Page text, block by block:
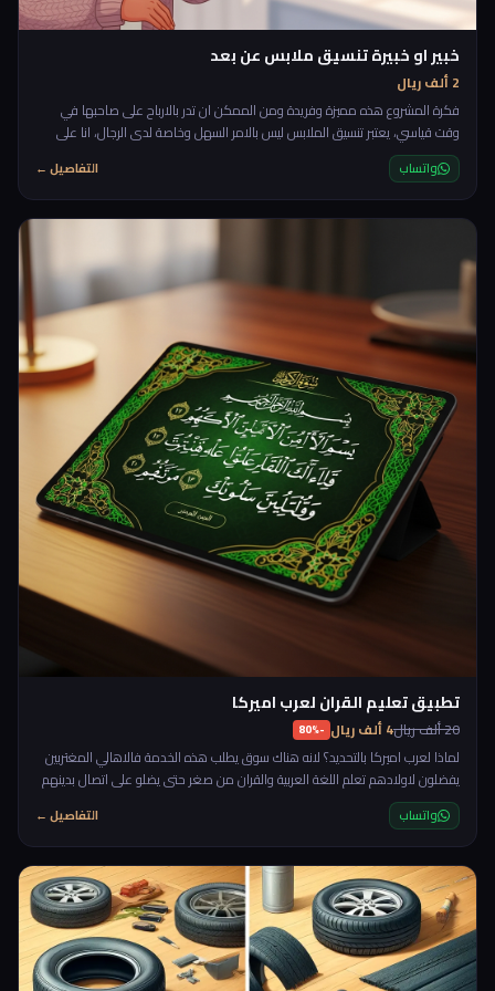
خبير او خبيرة تنسيق ملابس عن بعد
2 ألف ريال
فكرة المشروع هذه مميزة وفريدة ومن الممكن ان تدر بالارباح على صاحبها في
وقت قياسي، يعتبر تنسيق الملابس ليس بالامر السهل وخاصة لدى الرجال، انا على
سبيل المثال بامكاني مساعدتك في اي شيئ بغض النظر هن تعقيده الا انني لم ولن
استطيع ان انسق ملابسي بحيث تكون عصرية وجميلة لذا دائما ما ابحث عن لبسة
جاهزة او اذهب الى صاحب محل لديه ذوق في تنسيق الملابس، ولا شك انني خرجت
من بعض محلات الملابس مثير للسخرية بعد ا
واتساب التفاصيل ←
تطبيق تعليم القران لعرب اميركا
20 ألف ريال 4 ألف ريال -80%
لماذا لعرب اميركا بالتحديد؟ لانه هناك سوق يطلب هذه الخدمة فالاهالي المغتربين
يفضلون لاولادهم تعلم اللغة العربية والقران من صغر حتى يضلو على اتصال بدينهم
وحضارتهم العربية، وهذا ما قاله لي صديق عندما اخبرني انه يريد مكان لتعليم اولاده
القران والعربية عن بعد، واخبرني انه مستعد ان يدفع ٢٥ دولار للساعة. بالنسبة
لخريجي الشريعة والمتمكنين فهذا يعد عمل ممتاز كونه يخدم الدين والمادة في
نفس الوقت.
واتساب التفاصيل ←